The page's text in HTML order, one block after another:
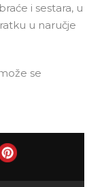
i sestara, u
u naručje
se